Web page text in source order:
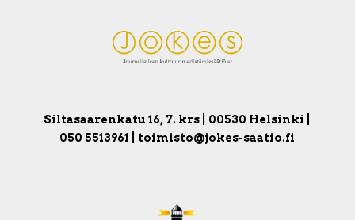
Siltasaarenkatu 16, 7. krs | 00530 Helsinki |
050 5513961 | toimisto@jokes-saatio.fi